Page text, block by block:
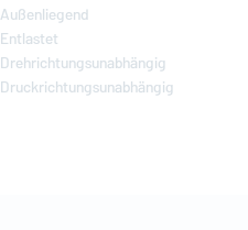
Außenliegend
Entlastet
Drehrichtungsunabhängig
Druckrichtungsunabhängig